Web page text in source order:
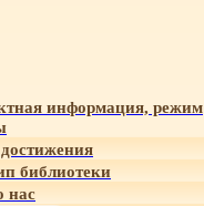
информация, режим
библиотеки
нас